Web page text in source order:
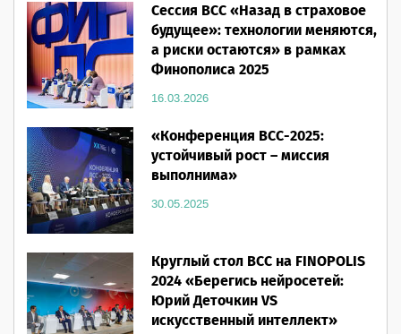
Сессия ВСС «Назад в страховое
будущее»: технологии меняются,
а риски остаются» в рамках
Финополиса 2025
16.03.2026
«Конференция ВСС-2025:
устойчивый рост – миссия
выполнима»
30.05.2025
Круглый стол ВСС на FINOPOLIS
2024 «Берегись нейросетей:
Юрий Деточкин VS
искусственный интеллект»